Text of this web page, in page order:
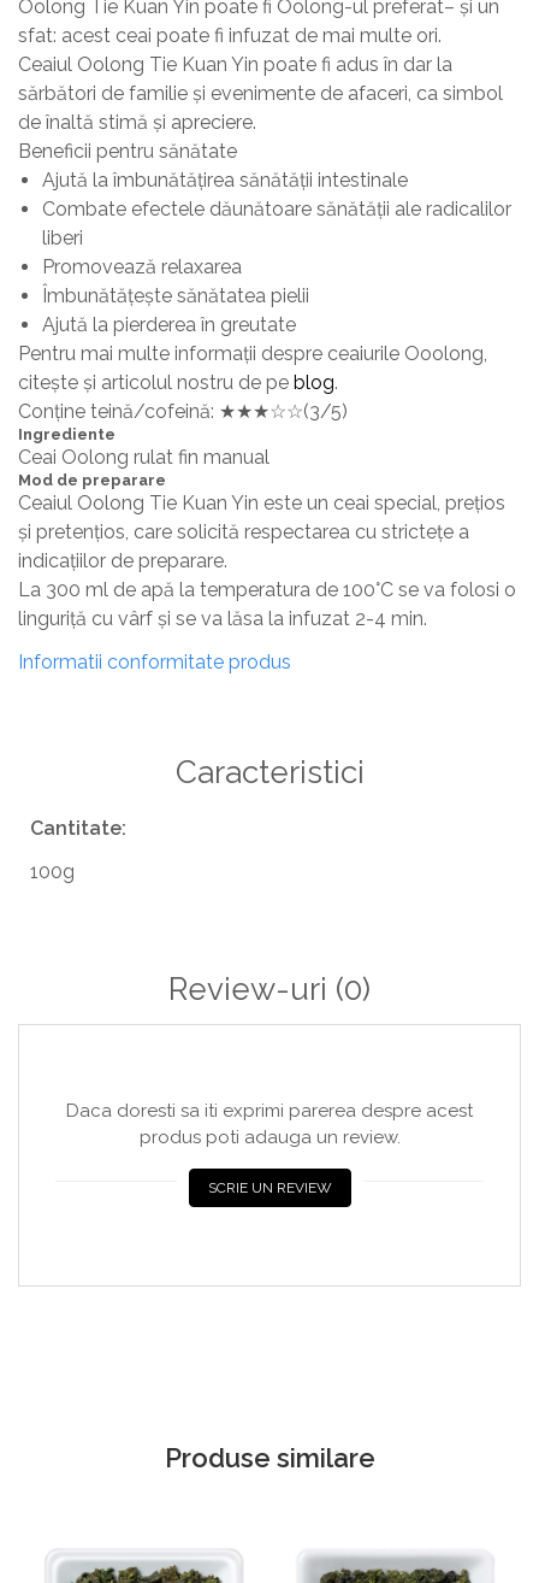
Oolong Tie Kuan Yin poate fi Oolong-ul preferat– și un
sfat: acest ceai poate fi infuzat de mai multe ori.
Ceaiul Oolong Tie Kuan Yin poate fi adus în dar la
sărbători de familie și evenimente de afaceri, ca simbol
de înaltă stimă și apreciere.
Beneficii pentru sănătate
Ajută la îmbunătățirea sănătății intestinale
Combate efectele dăunătoare sănătății ale radicalilor
liberi
Promovează relaxarea
Îmbunătățește sănătatea pielii
Ajută la pierderea în greutate
Pentru mai multe informații despre ceaiurile Ooolong,
citește și articolul nostru de pe blog.
Conține teină/cofeină: ★★★☆☆(3/5)
Ingrediente
Ceai Oolong rulat fin manual
Mod de preparare
Ceaiul Oolong Tie Kuan Yin este un ceai special, prețios
și pretențios, care solicită respectarea cu strictețe a
indicațiilor de preparare.
La 300 ml de apă la temperatura de 100°C se va folosi o
linguriță cu vârf și se va lăsa la infuzat 2-4 min.
Informatii conformitate produs
Caracteristici
Cantitate:
100g
Review-uri (0)
Daca doresti sa iti exprimi parerea despre acest
produs poti adauga un review.
SCRIE UN REVIEW
Produse similare